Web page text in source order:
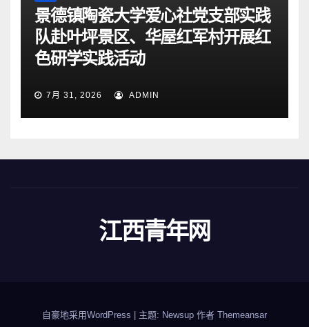
景德镇陶瓷大学爱心社党支部实践
队赴叶坪景区、华屋红军村开展红
色研学实践活动
7月 31, 2026 ADMIN
江西青年网
自豪地采用WordPress 主题: Newsup 作者 Themeansar